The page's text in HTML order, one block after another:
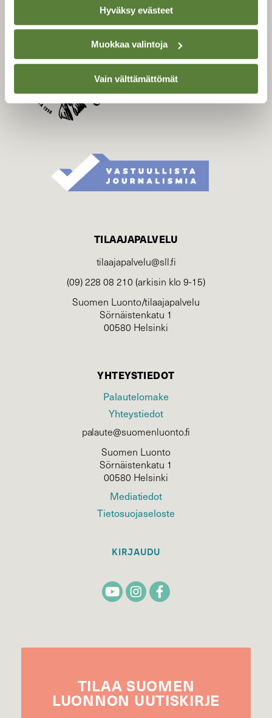
Hyväksy evästeet
Muokkaa valintoja
Vain välttämättömät
SUOJELU­LIITTO
Suomen Luonto -lehden
kustantaja onSuomen
luonnonsuojelu­liitto
TILAAJAPALVELU
tilaajapalvelu@sll.fi
(09) 228 08 210 (arkisin klo 9-15)
Suomen Luonto/tilaajapalvelu
Sörnäistenkatu 1
00580 Helsinki
YHTEYSTIEDOT
Palautelomake
Yhteystiedot
palaute@suomenluonto.fi
Suomen Luonto
Sörnäistenkatu 1
00580 Helsinki
Mediatiedot
Tietosuojaseloste
KIRJAUDU
TILAA SUOMEN
LUONNON UUTIS­KIRJE